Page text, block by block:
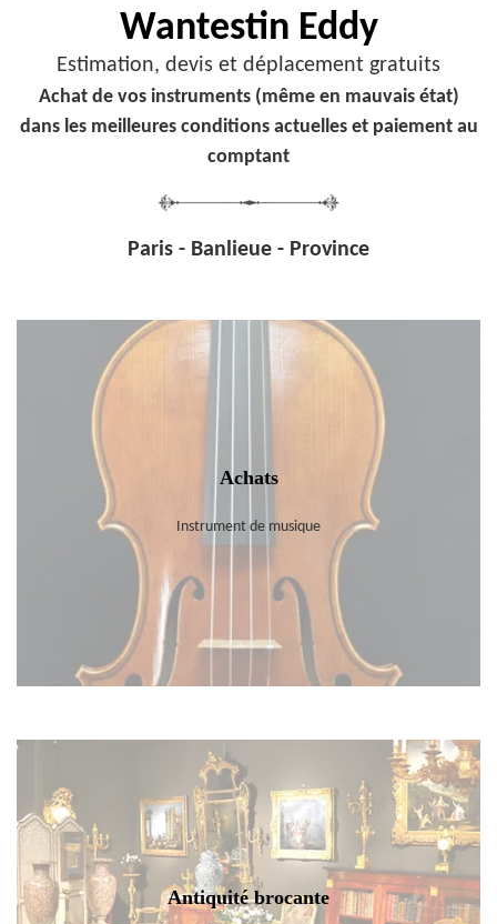
Wantestin Eddy
Estimation, devis et déplacement gratuits
Achat de vos instruments (même en mauvais état)
dans les meilleures conditions actuelles et paiement au
comptant
Paris - Banlieue - Province
Achats
Instrument de musique
Antiquité brocante